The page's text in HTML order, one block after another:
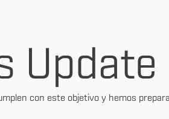
Update
con este objetivo y hemos